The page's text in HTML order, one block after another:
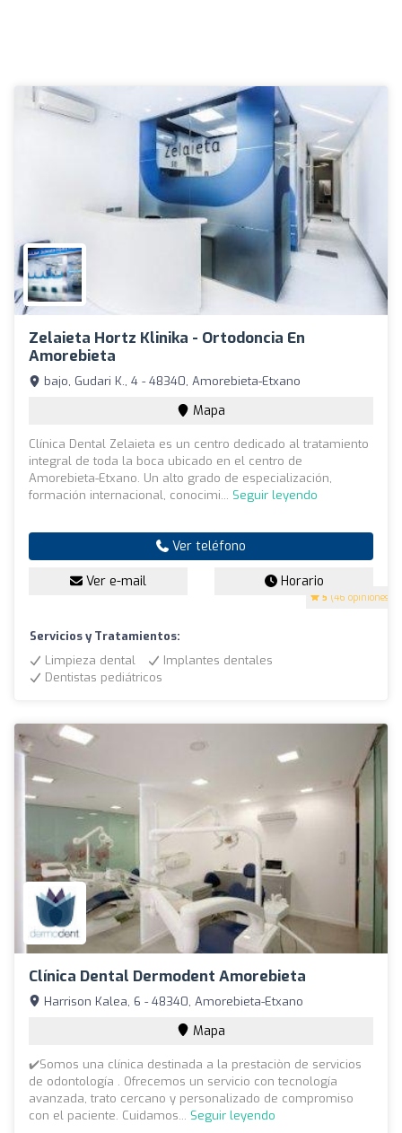
Zelaieta Hortz Klinika - Ortodoncia En
Amorebieta
5 (46 opiniones)
bajo, Gudari K., 4 - 48340, Amorebieta-Etxano
Mapa
Clínica Dental Zelaieta es un centro dedicado al tratamiento
integral de toda la boca ubicado en el centro de
Amorebieta-Etxano. Un alto grado de especialización,
formación internacional, conocimi... Seguir leyendo
Ver teléfono
Ver e-mail Horario
Servicios y Tratamientos:
Limpieza dental
Implantes dentales
Dentistas pediátricos
Clínica Dental Dermodent Amorebieta
Harrison Kalea, 6 - 48340, Amorebieta-Etxano
Mapa
✔️Somos una clínica destinada a la prestaciòn de servicios
de odontología . Ofrecemos un servicio con tecnología
avanzada, trato cercano y personalizado de compromiso
con el paciente. Cuidamos... Seguir leyendo